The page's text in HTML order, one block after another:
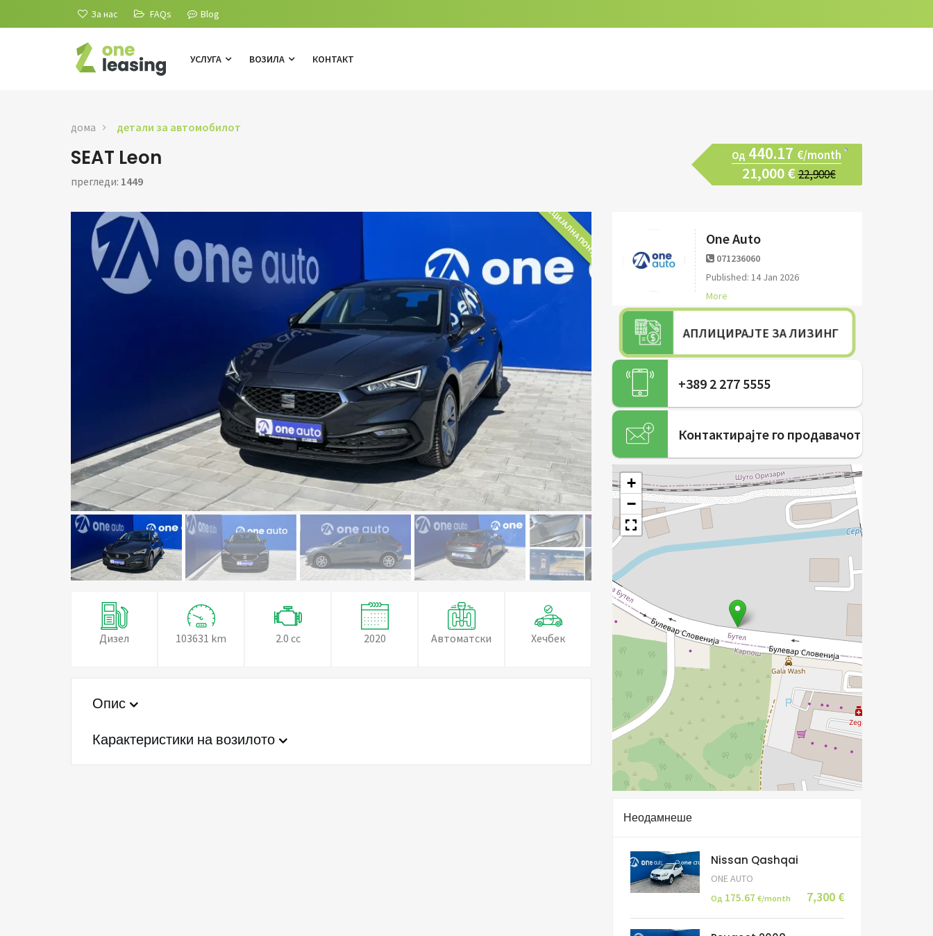
За нас FAQs Blog
УСЛУГА ВОЗИЛА КОНТАКТ
дома детали за автомобилот
SEAT Leon
прегледи: 1449
Од 440.17 €/month
21,000 €22,900€
СПЕЦИЈАЛНА ПОНУДА
Дизел 103631 km 2.0 cc 2020 Автоматски Хечбек
Опис
Карактеристики на возилото
One Auto
071236060
Published: 14 Jan 2026
More
АПЛИЦИРАЈТЕ ЗА ЛИЗИНГ
+389 2 277 5555
Контактирајте го продавачот
+
−
Неодамнеше
Nissan Qashqai
ONE AUTO
Од 175.67 €/month 7,300 €